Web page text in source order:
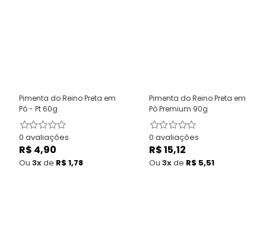
Pimenta do Reino Preta em
Pó - Pt 60g
0 avaliações
Preço
normal
R$ 4,90
Ou 3xde R$ 1,78
Pimenta do Reino Preta em
Pó Premium 90g
0 avaliações
Preço
normal
R$ 15,12
Ou 3xde R$ 5,51